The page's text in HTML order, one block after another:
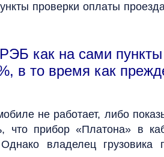
проверки оплаты
как на сами пункты
в то время как
не работает, либо
прибор «Платона» в
владелец